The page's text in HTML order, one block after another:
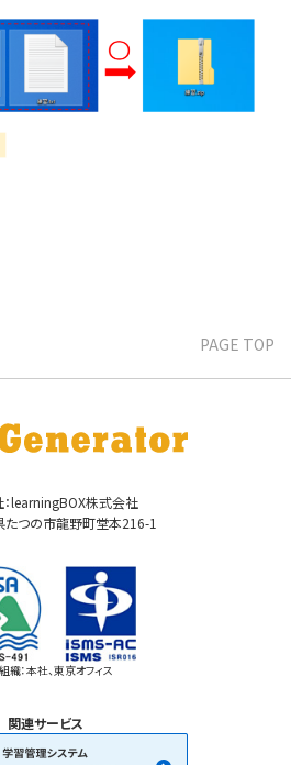
PAGE TOP
learningBOX株式会社
たつの市龍野町堂本216-1
織：本社、東京オフィス
関連サービス